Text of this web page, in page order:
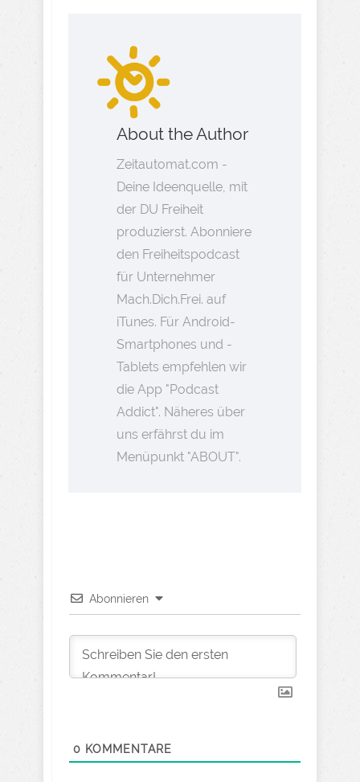
About the Author
Zeitautomat.com -
Deine Ideenquelle, mit
der DU Freiheit
produzierst. Abonniere
den Freiheitspodcast
für Unternehmer
Mach.Dich.Frei. auf
iTunes. Für Android-
Smartphones und -
Tablets empfehlen wir
die App "Podcast
Addict". Näheres über
uns erfährst du im
Menüpunkt "ABOUT".
Abonnieren
0 KOMMENTARE